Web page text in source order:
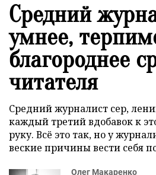
Средний
умнее,
благороднее
читателя
Средний журналист сер,
каждый третий вдобавок к
руку. Всё это так, но у
веские причины вести себя
Олег Макаренко